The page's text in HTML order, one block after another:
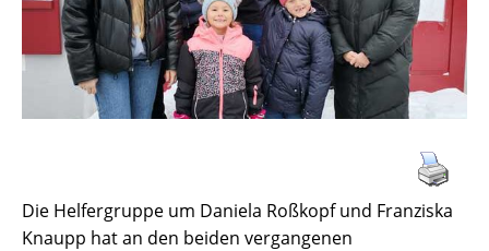
Die Helfergruppe um Daniela Roßkopf und Franziska
Knaupp hat an den beiden vergangenen